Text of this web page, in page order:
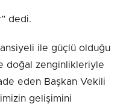
dedi.
ile güçlü olduğu
doğal zenginlikleriyle
eden Başkan Vekili
gelişimini